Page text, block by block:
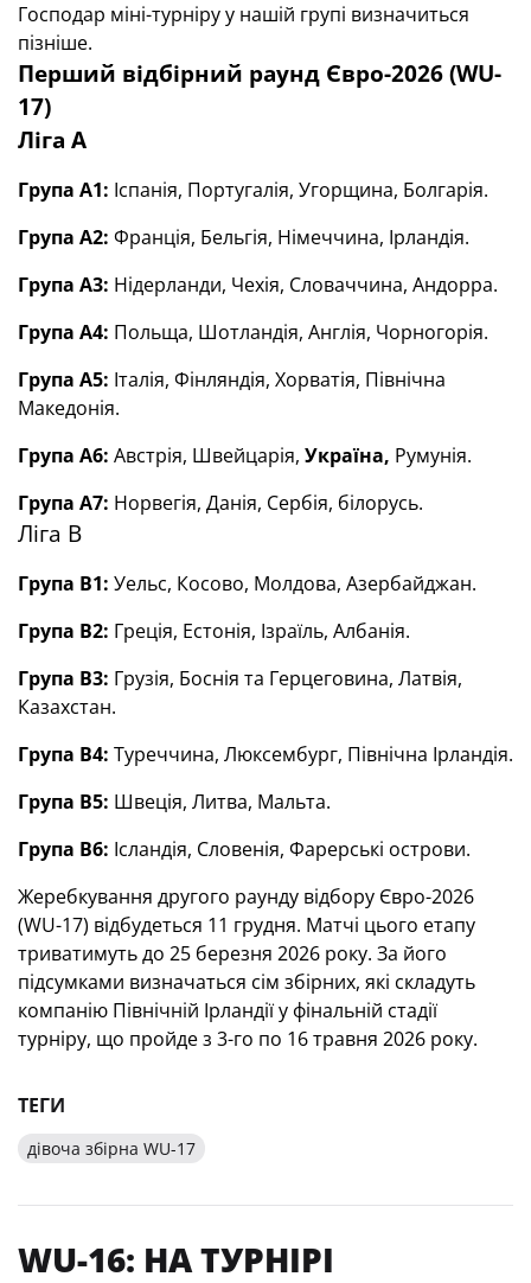
Господар міні-турніру у нашій групі визначиться
пізніше.
Перший відбірний раунд Євро-2026 (WU-
17)
Ліга А
Група А1: Іспанія, Португалія, Угорщина, Болгарія.
Група А2: Франція, Бельгія, Німеччина, Ірландія.
Група А3: Нідерланди, Чехія, Словаччина, Андорра.
Група А4: Польща, Шотландія, Англія, Чорногорія.
Група А5: Італія, Фінляндія, Хорватія, Північна
Македонія.
Група А6: Австрія, Швейцарія, Україна, Румунія.
Група А7: Норвегія, Данія, Сербія, білорусь.
Ліга В
Група В1: Уельс, Косово, Молдова, Азербайджан.
Група В2: Греція, Естонія, Ізраїль, Албанія.
Група В3: Грузія, Боснія та Герцеговина, Латвія,
Казахстан.
Група В4: Туреччина, Люксембург, Північна Ірландія.
Група В5: Швеція, Литва, Мальта.
Група В6: Ісландія, Словенія, Фарерські острови.
Жеребкування другого раунду відбору Євро-2026
(WU-17) відбудеться 11 грудня. Матчі цього етапу
триватимуть до 25 березня 2026 року. За його
підсумками визначаться сім збірних, які складуть
компанію Північній Ірландії у фінальній стадії
турніру, що пройде з 3-го по 16 травня 2026 року.
ТЕГИ
дівоча збірна WU-17
WU-16: НА ТУРНІРІ